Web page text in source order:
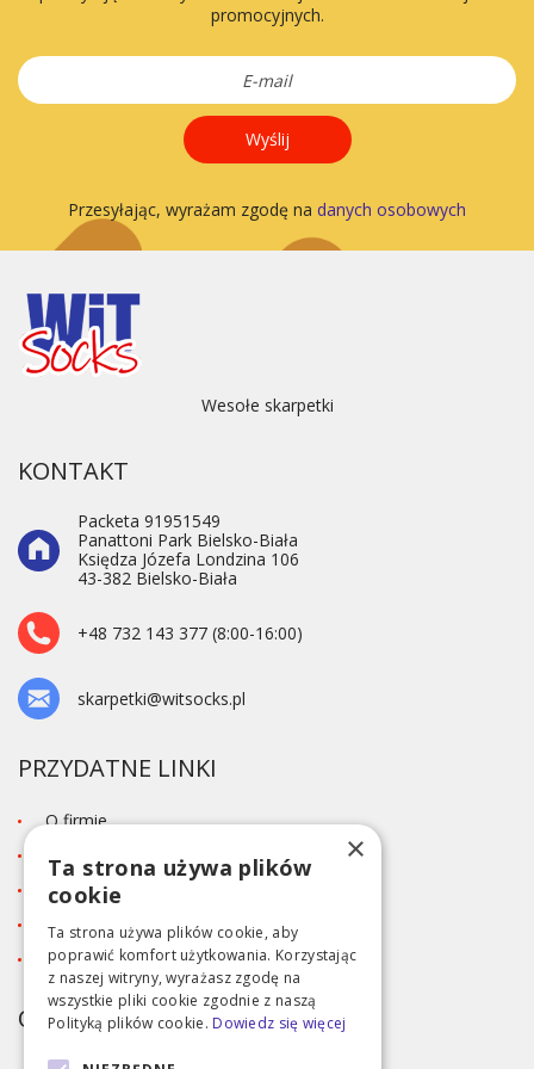
promocyjnych.
Wyślij
Przesyłając, wyrażam zgodę na danych osobowych
Wesołe skarpetki
KONTAKT
Packeta 91951549
Panattoni Park Bielsko-Biała
Księdza Józefa Londzina 106
43-382 Bielsko-Biała
+48 732 143 377 (8:00-16:00)
skarpetki@witsocks.pl
PRZYDATNE LINKI
O firmie
Blog
Kontakt
Tabela rozmiarów
Polityka prywatności RODO
OBSŁUGA KLIENTA
×
Ta strona używa plików
cookie
Ta strona używa plików cookie, aby
poprawić komfort użytkowania. Korzystając
z naszej witryny, wyrażasz zgodę na
wszystkie pliki cookie zgodnie z naszą
Polityką plików cookie. Dowiedz się więcej